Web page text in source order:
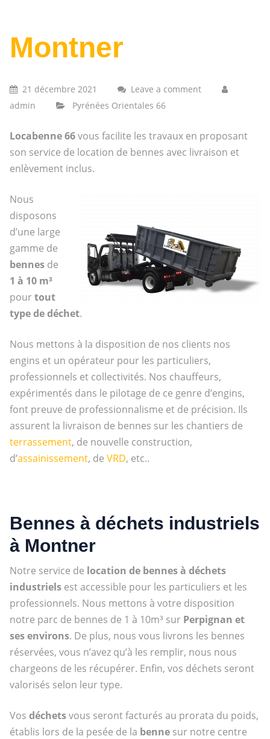
Montner
21 décembre 2021
Leave a comment
admin
Pyrénées Orientales 66
Locabenne 66vous facilite les travaux en proposant
son service de location de bennes avec livraison et
enlèvement inclus.
Nous
disposons
d’une large
gamme de
bennes de
1 à 10 m³
pourtout
type de déchet.
Nous mettons à la disposition de nos clients nos
engins et un opérateur pour les particuliers,
professionnels et collectivités. Nos chauffeurs,
expérimentés dans le pilotage de ce genre d’engins,
font preuve de professionnalisme et de précision. Ils
assurent la livraison de bennes sur les chantiers de
terrassement, de nouvelle construction,
d’assainissement, de VRD, etc..
Bennes à déchets industriels
à Montner
Notre service de location de bennes à déchets
industrielsest accessible pour les particuliers et les
professionnels. Nous mettons à votre disposition
notre parc de bennes de 1 à 10m³ sur Perpignan et
ses environs. De plus, nous vous livrons les bennes
réservées, vous n’avez qu’à les remplir, nous nous
chargeons de les récupérer. Enfin, vos déchets seront
valorisés selon leur type.
Vos déchetsvous seront facturés au prorata du poids,
établis lors de la pesée de la bennesur notre centre